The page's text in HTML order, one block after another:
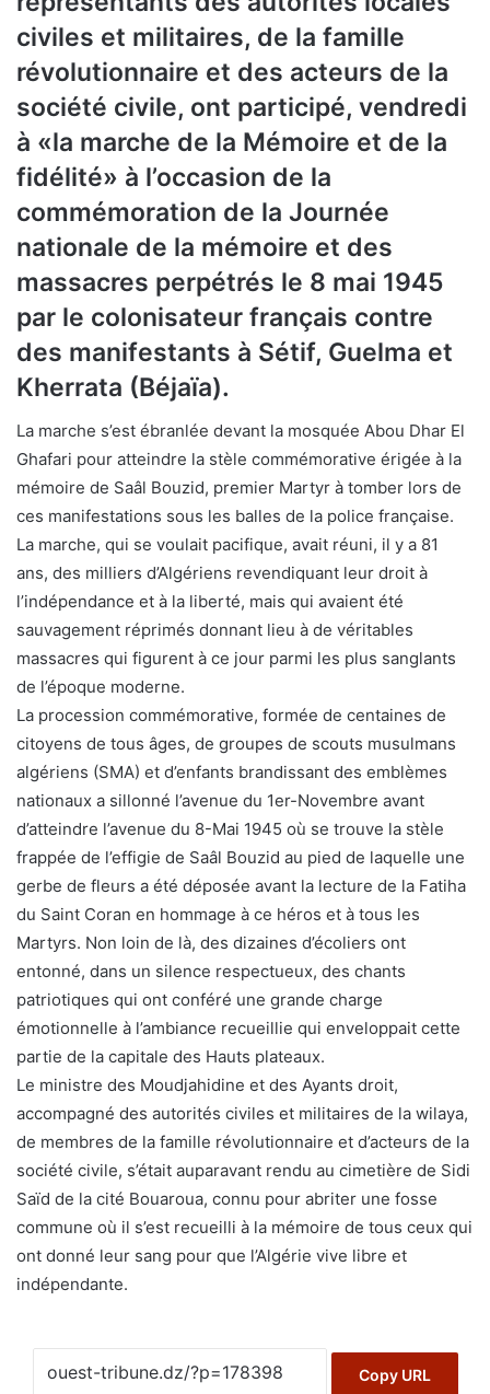
civiles et militaires, de la famille
révolutionnaire et des acteurs de la
société civile, ont participé, vendredi
à «la marche de la Mémoire et de la
fidélité» à l’occasion de la
commémoration de la Journée
nationale de la mémoire et des
massacres perpétrés le 8 mai 1945
par le colonisateur français contre
des manifestants à Sétif, Guelma et
Kherrata (Béjaïa).
La marche s’est ébranlée devant la mosquée Abou Dhar El
Ghafari pour atteindre la stèle commémorative érigée à la
mémoire de Saâl Bouzid, premier Martyr à tomber lors de
ces manifestations sous les balles de la police française.
La marche, qui se voulait pacifique, avait réuni, il y a 81
ans, des milliers d’Algériens revendiquant leur droit à
l’indépendance et à la liberté, mais qui avaient été
sauvagement réprimés donnant lieu à de véritables
massacres qui figurent à ce jour parmi les plus sanglants
de l’époque moderne.
La procession commémorative, formée de centaines de
citoyens de tous âges, de groupes de scouts musulmans
algériens (SMA) et d’enfants brandissant des emblèmes
nationaux a sillonné l’avenue du 1er-Novembre avant
d’atteindre l’avenue du 8-Mai 1945 où se trouve la stèle
frappée de l’effigie de Saâl Bouzid au pied de laquelle une
gerbe de fleurs a été déposée avant la lecture de la Fatiha
du Saint Coran en hommage à ce héros et à tous les
Martyrs. Non loin de là, des dizaines d’écoliers ont
entonné, dans un silence respectueux, des chants
patriotiques qui ont conféré une grande charge
émotionnelle à l’ambiance recueillie qui enveloppait cette
partie de la capitale des Hauts plateaux.
Le ministre des Moudjahidine et des Ayants droit,
accompagné des autorités civiles et militaires de la wilaya,
de membres de la famille révolutionnaire et d’acteurs de la
société civile, s’était auparavant rendu au cimetière de Sidi
Saïd de la cité Bouaroua, connu pour abriter une fosse
commune où il s’est recueilli à la mémoire de tous ceux qui
ont donné leur sang pour que l’Algérie vive libre et
indépendante.
Copy URL